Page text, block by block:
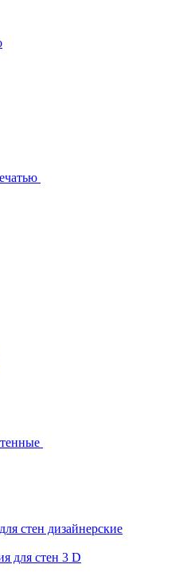
стен дизайнерские
для стен 3 D